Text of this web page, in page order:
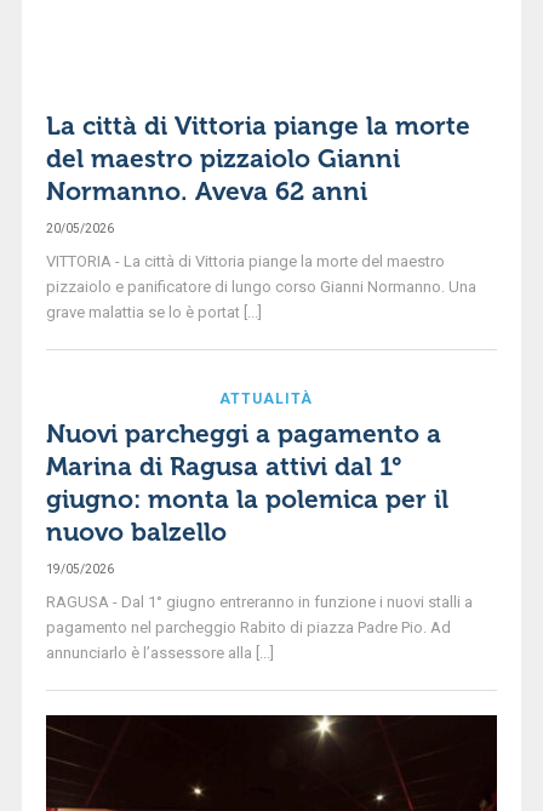
La città di Vittoria piange la morte
del maestro pizzaiolo Gianni
Normanno. Aveva 62 anni
20/05/2026
VITTORIA - La città di Vittoria piange la morte del maestro
pizzaiolo e panificatore di lungo corso Gianni Normanno. Una
grave malattia se lo è portat [...]
ATTUALITÀ
Nuovi parcheggi a pagamento a
Marina di Ragusa attivi dal 1°
giugno: monta la polemica per il
nuovo balzello
19/05/2026
RAGUSA - Dal 1° giugno entreranno in funzione i nuovi stalli a
pagamento nel parcheggio Rabito di piazza Padre Pio. Ad
annunciarlo è l’assessore alla [...]